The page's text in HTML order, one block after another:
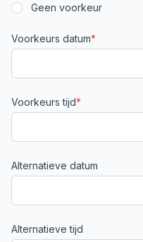
Geen voorkeur
Voorkeurs datum*
Voorkeurs tijd*
Alternatieve datum
Alternatieve tijd